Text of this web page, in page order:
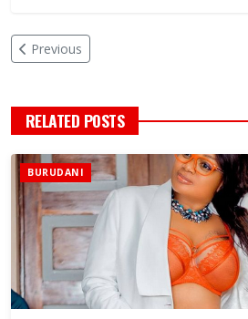
Previous
RELATED POSTS
BURUDANI